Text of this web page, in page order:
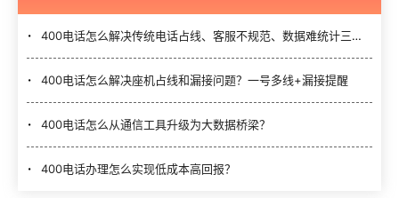
400电话怎么解决传统电话占线、客服不规范、数据难统计三大难题？
400电话怎么解决座机占线和漏接问题？一号多线+漏接提醒
400电话怎么从通信工具升级为大数据桥梁？
400电话办理怎么实现低成本高回报？